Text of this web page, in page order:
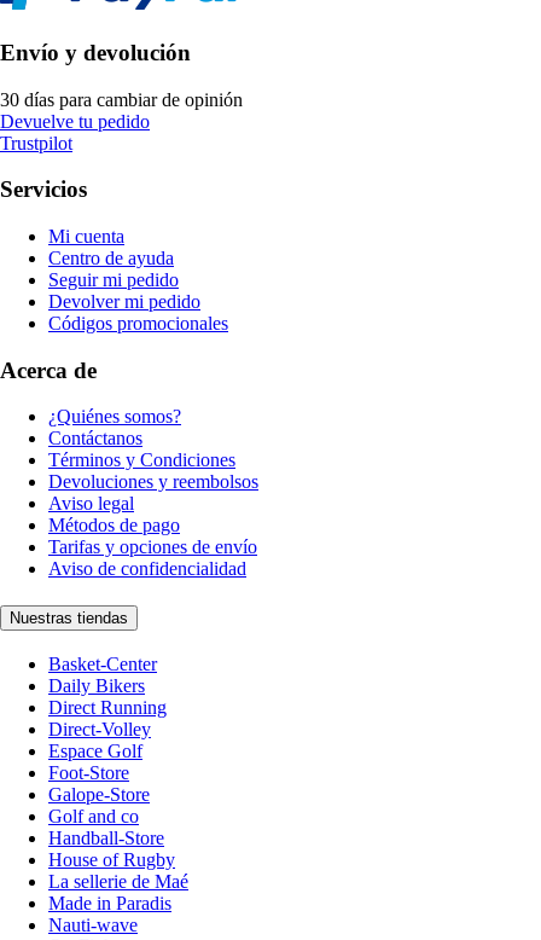
Envío y devolución
30 días para cambiar de opinión
Devuelve tu pedido
Trustpilot
Servicios
Mi cuenta
Centro de ayuda
Seguir mi pedido
Devolver mi pedido
Códigos promocionales
Acerca de
¿Quiénes somos?
Contáctanos
Términos y Condiciones
Devoluciones y reembolsos
Aviso legal
Métodos de pago
Tarifas y opciones de envío
Aviso de confidencialidad
Nuestras tiendas
Basket-Center
Daily Bikers
Direct Running
Direct-Volley
Espace Golf
Foot-Store
Galope-Store
Golf and co
Handball-Store
House of Rugby
La sellerie de Maé
Made in Paradis
Nauti-wave